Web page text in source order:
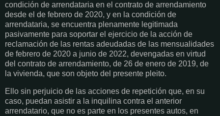
condición de arrendataria en el contrato de arrendamiento
desde el de febrero de 2020, y en la condición de
arrendataria, se encuentra plenamente legitimada
pasivamente para soportar el ejercicio de la acción de
reclamación de las rentas adeudadas de las mensualidades
de febrero de 2020 a junio de 2022, devengadas en virtud
del contrato de arrendamiento, de 26 de enero de 2019, de
la vivienda, que son objeto del presente pleito.
Ello sin perjuicio de las acciones de repetición que, en su
caso, puedan asistir a la inquilina contra el anterior
arrendatario, que no es parte en los presentes autos, en